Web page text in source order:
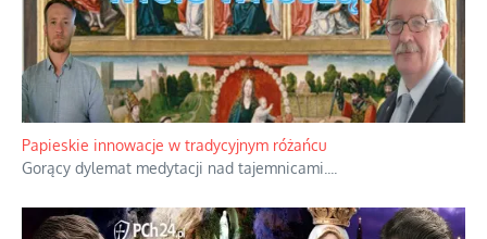
Papieskie innowacje w tradycyjnym różańcu
Gorący dylemat medytacji nad tajemnicami.